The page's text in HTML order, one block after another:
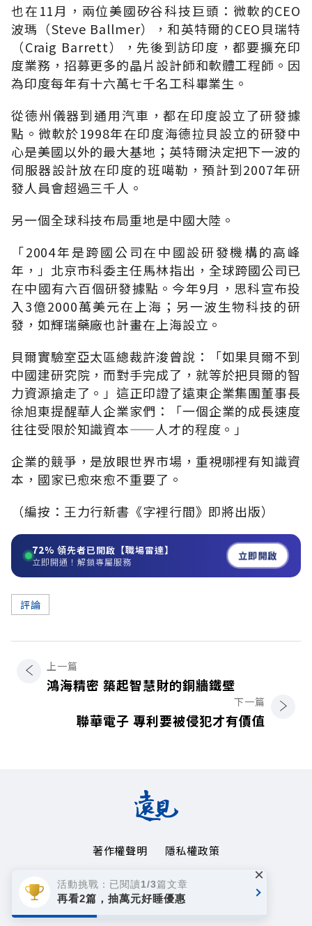
也在11月，兩位美國矽谷科技巨頭：微軟的CEO
波瑪（Steve Ballmer），和英特爾的CEO貝瑞特
（Craig Barrett），先後到訪印度，都要擴充印
度業務，招募更多的晶片設計師和軟體工程師。因
為印度每年有十六萬七千名工科畢業生。
從德州儀器到通用汽車，都在印度設立了研發據
點。微軟於1998年在印度海德拉貝設立的研發中
心是美國以外的最大基地；英特爾決定把下一波的
伺服器設計放在印度的班噶勒，預計到2007年研
發人員會超過三千人。
另一個全球科技布局重地是中國大陸。
「2004年是跨國公司在中國設研發機構的高峰
年，」北京市科委主任馬林指出，全球跨國公司已
在中國有六百個研發據點。今年9月，思科宣布投
入3億2000萬美元在上海；另一波生物科技的研
發，如輝瑞藥廠也計畫在上海設立。
貝爾實驗室亞太區總裁許浚曾說：「如果貝爾不到
中國建研究院，而對手完成了，就等於把貝爾的智
力資源搶走了。」這正印證了遠東企業集團董事長
徐旭東提醒華人企業家們：「一個企業的成長速度
往往受限於知識資本——人才的程度。」
企業的競爭，是放眼世界市場，重視哪裡有知識資
本，國家已愈來愈不重要了。
（編按：王力行新書《字裡行間》即將出版）
72% 領先者已開啟【職場雷達】
立即開通！解鎖專屬服務 立即開啟
評論
上一篇
鴻海精密 築起智慧財的銅牆鐵壁
下一篇
聯華電子 專利要被侵犯才有價值
著作權聲明
隱私權政策
Copyright© 1999~2026
遠見天下文化事業群. All rights reserved.
活動挑戰：已閱讀1/3篇文章
再看2篇，抽萬元好睡優惠
×